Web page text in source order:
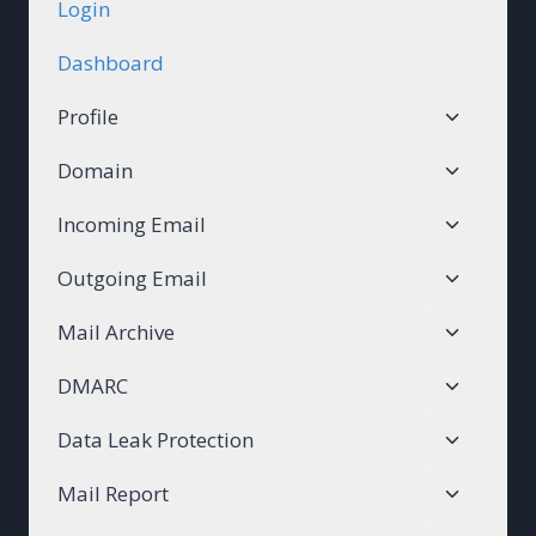
Login
Dashboard
Profile
Toggle
menu
Domain
Toggle
menu
Incoming Email
Toggle
menu
Outgoing Email
Toggle
menu
Mail Archive
Toggle
menu
DMARC
Toggle
menu
Data Leak Protection
Toggle
menu
Mail Report
Toggle